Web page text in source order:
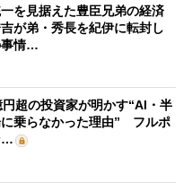
一を見据えた豊臣兄弟の経済
が弟・秀長を紀伊に転封し
事情…
超の投資家が明かす“AI・半
乗らなかった理由” フルポ
…